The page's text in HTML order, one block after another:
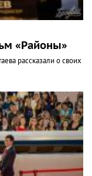
«Районы»
рассказали о своих